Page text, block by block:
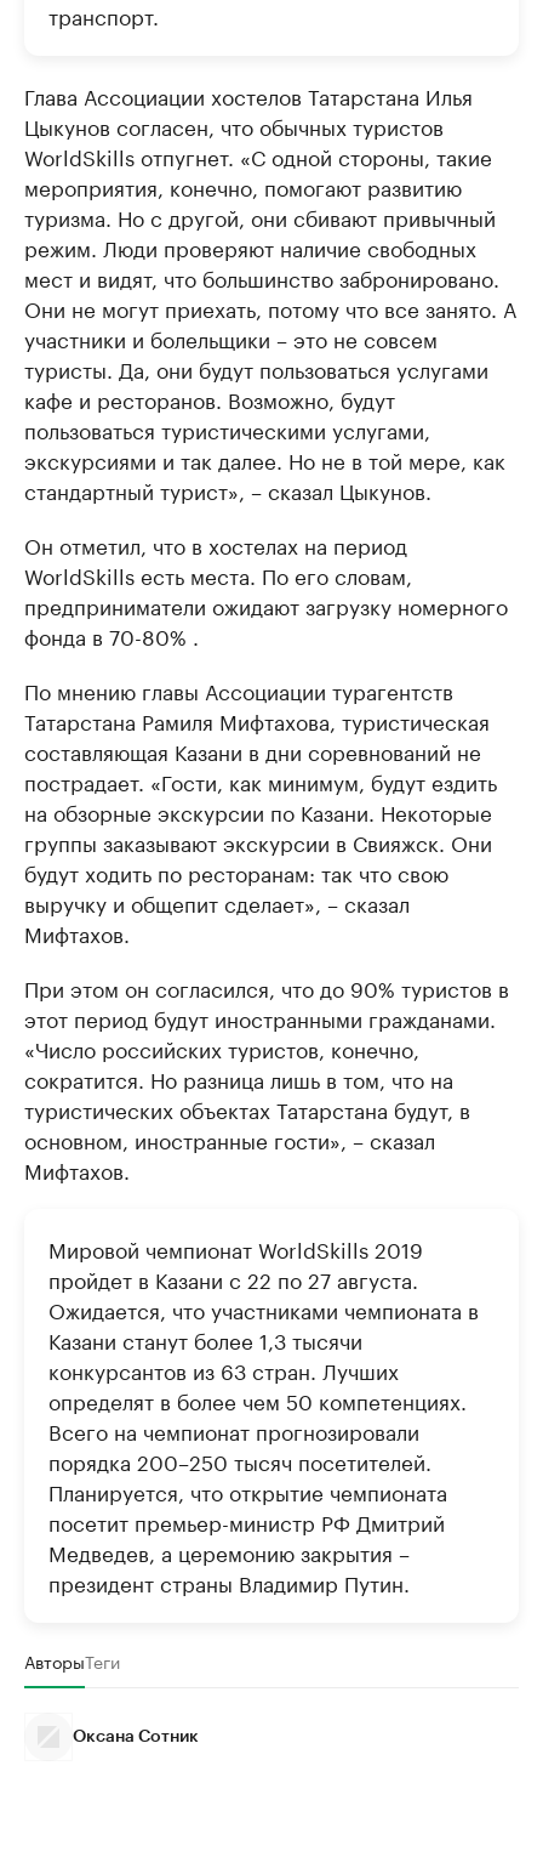
транспорт.
Глава Ассоциации хостелов Татарстана Илья
Цыкунов согласен, что обычных туристов
WorldSkills отпугнет. «С одной стороны, такие
мероприятия, конечно, помогают развитию
туризма. Но с другой, они сбивают привычный
режим. Люди проверяют наличие свободных
мест и видят, что большинство забронировано.
Они не могут приехать, потому что все занято. А
участники и болельщики – это не совсем
туристы. Да, они будут пользоваться услугами
кафе и ресторанов. Возможно, будут
пользоваться туристическими услугами,
экскурсиями и так далее. Но не в той мере, как
стандартный турист», – сказал Цыкунов.
Он отметил, что в хостелах на период
WorldSkills есть места. По его словам,
предприниматели ожидают загрузку номерного
фонда в 70-80% .
По мнению главы Ассоциации турагентств
Татарстана Рамиля Мифтахова, туристическая
составляющая Казани в дни соревнований не
пострадает. «Гости, как минимум, будут ездить
на обзорные экскурсии по Казани. Некоторые
группы заказывают экскурсии в Свияжск. Они
будут ходить по ресторанам: так что свою
выручку и общепит сделает», – сказал
Мифтахов.
При этом он согласился, что до 90% туристов в
этот период будут иностранными гражданами.
«Число российских туристов, конечно,
сократится. Но разница лишь в том, что на
туристических объектах Татарстана будут, в
основном, иностранные гости», – сказал
Мифтахов.
Мировой чемпионат WorldSkills 2019
пройдет в Казани с 22 по 27 августа.
Ожидается, что участниками чемпионата в
Казани станут более 1,3 тысячи
конкурсантов из 63 стран. Лучших
определят в более чем 50 компетенциях.
Всего на чемпионат прогнозировали
порядка 200–250 тысяч посетителей.
Планируется, что открытие чемпионата
посетит премьер-министр РФ Дмитрий
Медведев, а церемонию закрытия –
президент страны Владимир Путин.
АвторыТеги
Оксана Сотник